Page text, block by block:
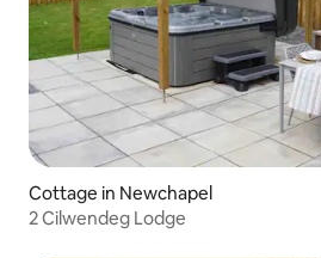
Cottage in Newchapel
2 Cilwendeg Lodge